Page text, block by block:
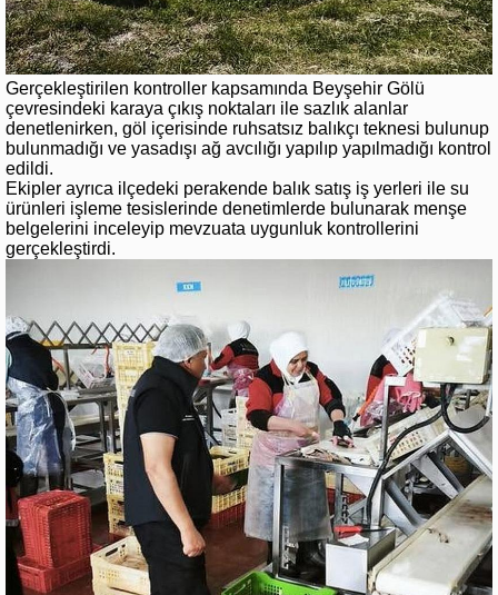
Gerçekleştirilen kontroller kapsamında Beyşehir Gölü
çevresindeki karaya çıkış noktaları ile sazlık alanlar
denetlenirken, göl içerisinde ruhsatsız balıkçı teknesi bulunup
bulunmadığı ve yasadışı ağ avcılığı yapılıp yapılmadığı kontrol
edildi.
Ekipler ayrıca ilçedeki perakende balık satış iş yerleri ile su
ürünleri işleme tesislerinde denetimlerde bulunarak menşe
belgelerini inceleyip mevzuata uygunluk kontrollerini
gerçekleştirdi.